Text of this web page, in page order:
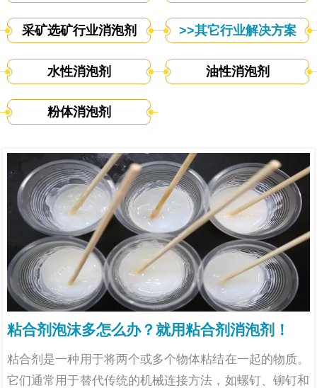
采矿选矿行业消泡剂 >>其它行业解决方案
水性消泡剂 油性消泡剂
粉体消泡剂
粘合剂泡沫多怎么办？就用粘合剂消泡剂！
粘合剂是一种用于将两个或多个物体粘结在一起的物质。
它们通常用于替代传统的机械连接方法，如螺钉、铆钉和